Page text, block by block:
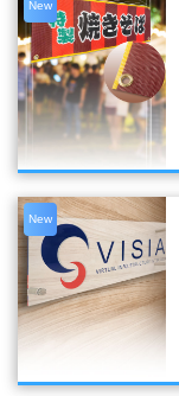
New
New